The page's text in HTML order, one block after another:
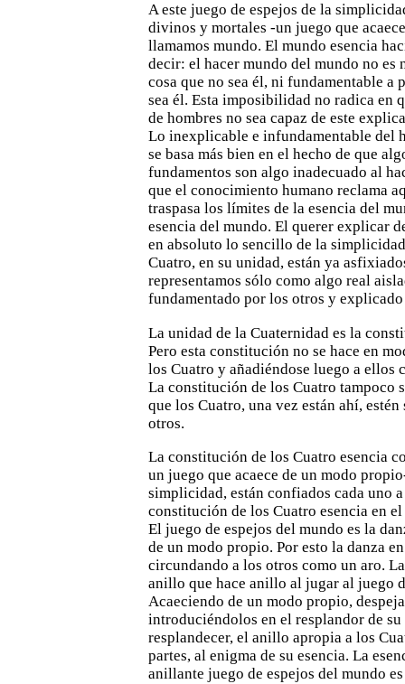
A este juego de espejos de la
divinos y mortales -un juego que
llamamos mundo. El mundo esencia
decir: el hacer mundo del mundo no es
cosa que no sea él, ni fundamentable a
sea él. Esta imposibilidad no radica en
de hombres no sea capaz de este
Lo inexplicable e infundamentable del
se basa más bien en el hecho de que
fundamentos son algo inadecuado al
que el conocimiento humano reclama
traspasa los límites de la esencia del
esencia del mundo. El querer explicar
en absoluto lo sencillo de la
Cuatro, en su unidad, están ya
representamos sólo como algo real
fundamentado por los otros y
La unidad de la Cuaternidad es la
Pero esta constitución no se hace en
los Cuatro y añadiéndose luego a ellos
La constitución de los Cuatro tampoco
que los Cuatro, una vez están ahí,
otros.
La constitución de los Cuatro esencia
un juego que acaece de un modo
simplicidad, están confiados cada uno a
constitución de los Cuatro esencia en
El juego de espejos del mundo es la
de un modo propio. Por esto la danza
circundando a los otros como un aro.
anillo que hace anillo al jugar al juego
Acaeciendo de un modo propio,
introduciéndolos en el resplandor de
resplandecer, el anillo apropia a los
partes, al enigma de su esencia. La
anillante juego de espejos del mundo